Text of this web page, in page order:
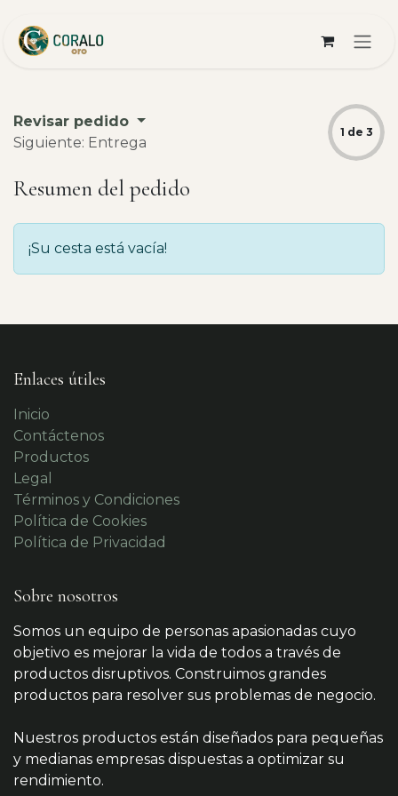
Revisar pedido
Siguiente: Entrega
1 de 3
Resumen del pedido
¡Su cesta está vacía!
Enlaces útiles
Inicio
Contáctenos
Productos
Legal
Términos y Condiciones
Política de Cookies
Política de Privacidad
Sobre nosotros
Somos un equipo de personas apasionadas cuyo
objetivo es mejorar la vida de todos a través de
productos disruptivos. Construimos grandes
productos para resolver sus problemas de negocio.
Nuestros productos están diseñados para pequeñas
y medianas empresas dispuestas a optimizar su
rendimiento.